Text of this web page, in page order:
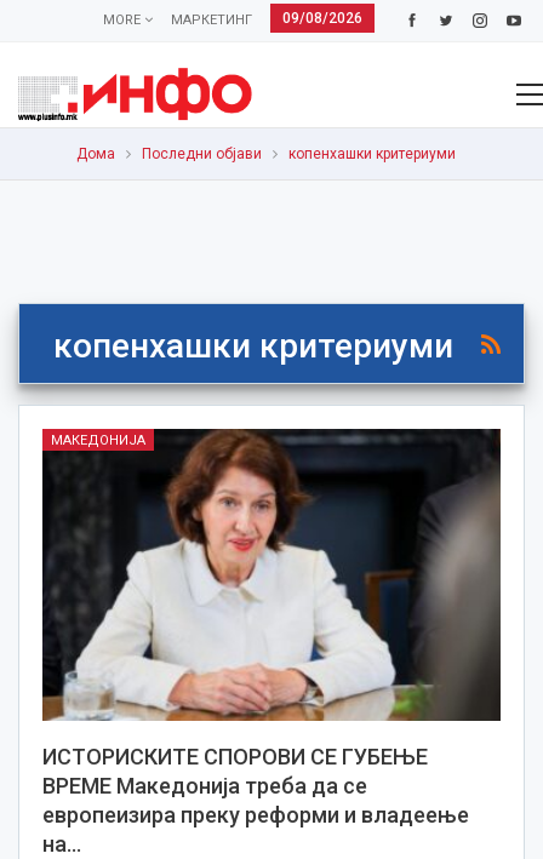
09/08/2026
МАРКЕТИНГ
MORE
Дома Последни објави копенхашки критериуми
копенхашки критериуми
МАКЕДОНИЈА
ИСТОРИСКИТЕ СПОРОВИ СЕ ГУБЕЊЕ
ВРЕМЕ Македонија треба да се
европеизира преку реформи и владеење
на…